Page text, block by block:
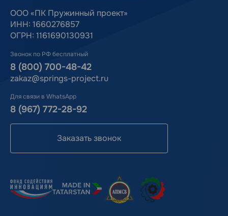
ООО «ПК Пружинный проект»
ИНН: 1660276857
ОГРН: 1161690130931
Звонок по РФ бесплатный
8 (800) 700-48-42
zakaz@springs-project.ru
Для связи в WhatsApp
8 (967) 772-28-92
Заказать звонок